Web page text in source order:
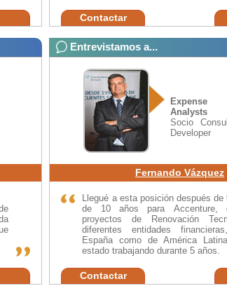
Contactar
Entrevistamos a...
Expense
Analysts
Socio
Developer
Fernando Vázquez
Llegué a esta posición después de
de 10 años para Accenture,
proyectos de Renovación
diferentes entidades
España como de América
estado trabajando durante 5 años.
Contactar